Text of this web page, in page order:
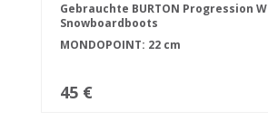
Gebrauchte BURTON Progression W
Snowboardboots
MONDOPOINT: 22 cm
45 €